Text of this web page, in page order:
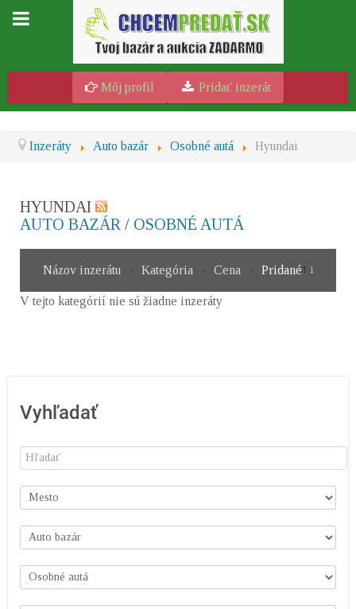
Môj profil Pridať inzerát
Inzeráty Auto bazár Osobné autá Hyundai
HYUNDAI
AUTO BAZÁR / OSOBNÉ AUTÁ
Názov inzerátu Kategória Cena Pridané
V tejto kategórií nie sú žiadne inzeráty
Vyhľadať